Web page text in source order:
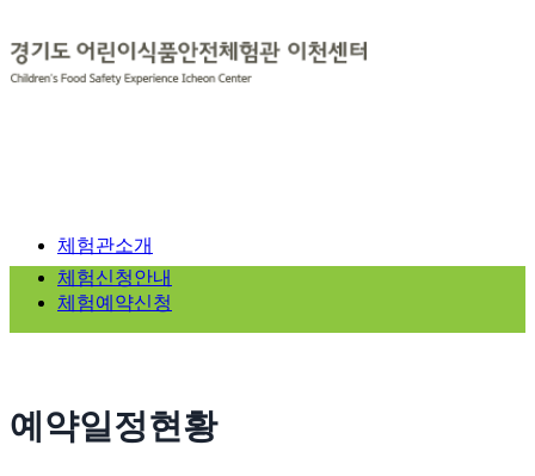
체험관소개
체험신청안내
체험예약신청
예약일정현황